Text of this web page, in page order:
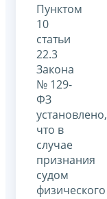
Пунктом
10
статьи
22.3
Закона
№ 129-
ФЗ
установлено,
что в
случае
признания
судом
физического